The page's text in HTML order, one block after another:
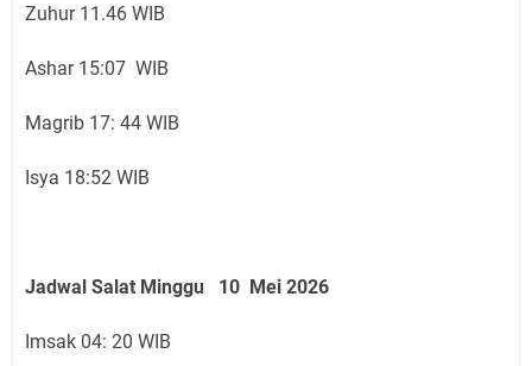
Zuhur 11.46 WIB
Ashar 15:07 WIB
Magrib 17: 44 WIB
Isya 18:52 WIB
Jadwal Salat Minggu 10 Mei 2026
Imsak 04: 20 WIB